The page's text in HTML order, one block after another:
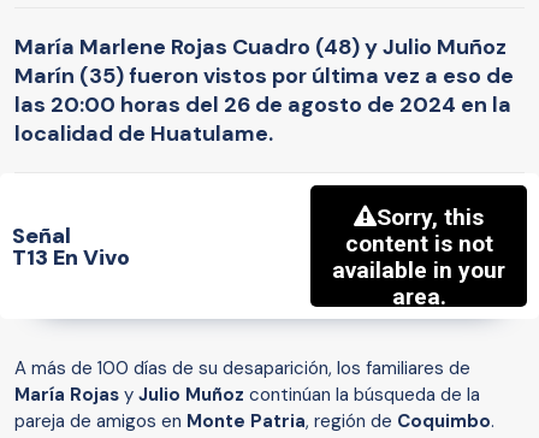
María Marlene Rojas Cuadro (48) y Julio Muñoz
Marín (35) fueron vistos por última vez a eso de
las 20:00 horas del 26 de agosto de 2024 en la
localidad de Huatulame.
Señal
T13 En Vivo
A más de 100 días de su desaparición, los familiares de
María Rojas y Julio Muñoz continúan la búsqueda de la
pareja de amigos en Monte Patria, región de Coquimbo.